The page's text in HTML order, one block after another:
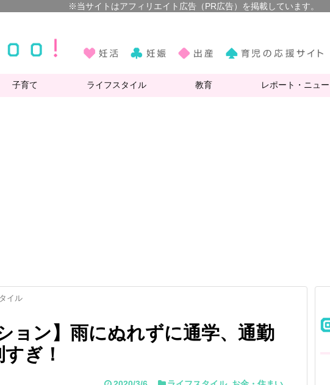
子育て ライフスタイル 教育 レポート・ニュ
イル
ョン】雨にぬれずに通学、通勤
ぎ！